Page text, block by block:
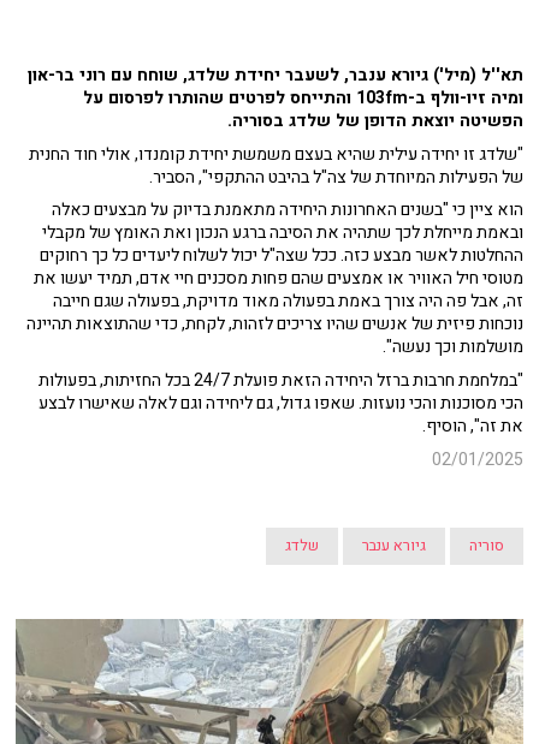
תא''ל (מיל') גיורא ענבר, לשעבר יחידת שלדג, שוחח עם רוני בר-און
ומיה זיו-וולף ב-103fm והתייחס לפרטים שהותרו לפרסום על
הפשיטה יוצאת הדופן של שלדג בסוריה.
"שלדג זו יחידה עילית שהיא בעצם משמשת יחידת קומנדו, אולי חוד החנית
של הפעילות המיוחדת של צה"ל בהיבט ההתקפי", הסביר.
הוא ציין כי "בשנים האחרונות היחידה מתאמנת בדיוק על מבצעים כאלה
ובאמת מייחלת לכך שתהיה את הסיבה ברגע הנכון ואת האומץ של מקבלי
ההחלטות לאשר מבצע כזה. ככל שצה"ל יכול לשלוח ליעדים כל כך רחוקים
מטוסי חיל האוויר או אמצעים שהם פחות מסכנים חיי אדם, תמיד יעשו את
זה, אבל פה היה צורך באמת בפעולה מאוד מדויקת, בפעולה שגם חייבה
נוכחות פיזית של אנשים שהיו צריכים לזהות, לקחת, כדי שהתוצאות תהיינה
מושלמות וכך נעשה".
"במלחמת חרבות ברזל היחידה הזאת פועלת 24/7 בכל החזיתות, בפעולות
הכי מסוכנות והכי נועזות. שאפו גדול, גם ליחידה וגם לאלה שאישרו לבצע
את זה", הוסיף.
02/01/2025
סוריה גיורא ענבר שלדג